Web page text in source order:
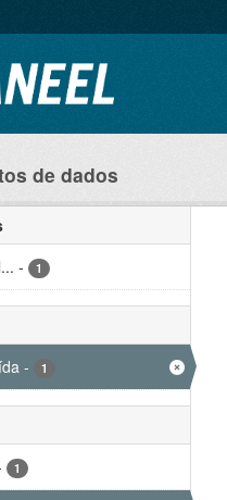
de dados
- 1
- 1
1